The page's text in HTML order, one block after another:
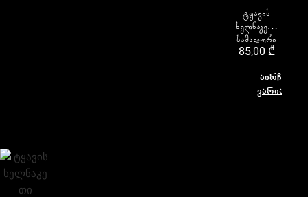
ტყავის
ხელნაკეთი
სამაჯური
მეტალის
– ყავისფერი
85,00 ₾
აირჩიეთ
ვარიანტი